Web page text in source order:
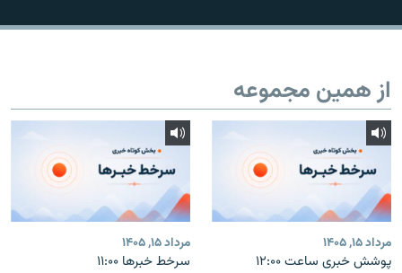
از همین مجموعه
مرداد ۱۵, ۱۴۰۵
پوشش خبری ساعت ۱۲:۰۰
مرداد ۱۵, ۱۴۰۵
سرخط خبرها ۱۱:۰۰